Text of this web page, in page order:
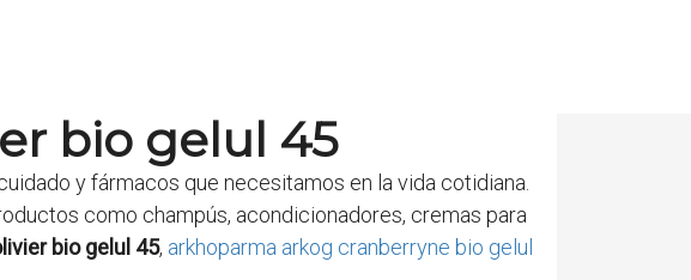
bio gelul 45
y fármacos que necesitamos en la vida cotidiana.
como champús, acondicionadores, cremas para
bio gelul 45, arkhoparma arkog cranberryne bio gelul